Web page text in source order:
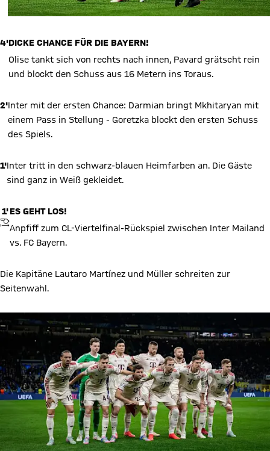
4'DICKE CHANCE FÜR DIE BAYERN!
Olise tankt sich von rechts nach innen, Pavard grätscht rein
und blockt den Schuss aus 16 Metern ins Toraus.
2'Inter mit der ersten Chance: Darmian bringt Mkhitaryan mit
einem Pass in Stellung - Goretzka blockt den ersten Schuss
des Spiels.
1'Inter tritt in den schwarz-blauen Heimfarben an. Die Gäste
sind ganz in Weiß gekleidet.
1'
ANPFIFF
ES GEHT LOS!
Anpfiff zum CL-Viertelfinal-Rückspiel zwischen Inter Mailand
vs. FC Bayern.
Die Kapitäne Lautaro Martínez und Müller schreiten zur
Seitenwahl.